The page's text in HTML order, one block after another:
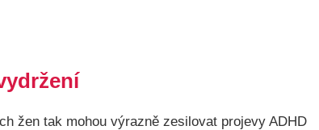
žen tak mohou výrazně zesilovat projevy ADHD